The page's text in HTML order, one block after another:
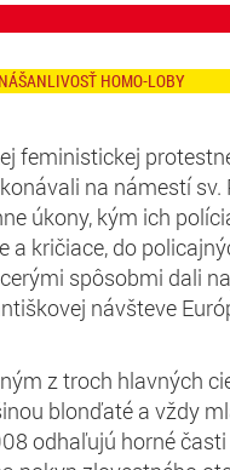
HOMO-LOBY
feministickej
na námestí sv.
úkony, kým ich
a kričiace, do
spôsobmi dali
návšteve
z troch hlavných
blonďaté a vždy
odhaľujú horné